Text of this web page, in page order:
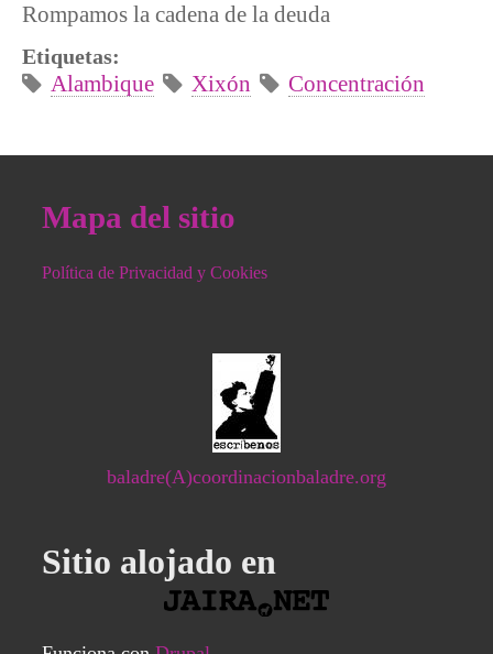
Rompamos la cadena de la deuda
Etiquetas:
Alambique Xixón Concentración
Mapa del sitio
Política de Privacidad y Cookies
baladre(A)coordinacionbaladre.org
Sitio alojado en